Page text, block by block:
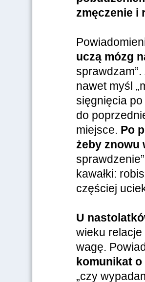
zmęczenie i
uczą mózg
nawet myśl
sięgnięcia
do
miejsce. Po
żeby znowu
kawałki:
częściej
U
wieku relacje
wagę.
komunikat
„czy